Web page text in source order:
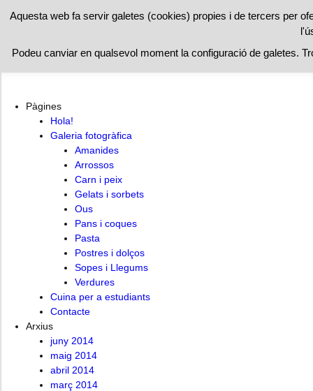
Hola! Cuina per a estudiants Contacte
Pàgines
Hola!
Galeria fotogràfica
Amanides
Arrossos
Carn i peix
Gelats i sorbets
Ous
Pans i coques
Pasta
Postres i dolços
Sopes i Llegums
Verdures
Cuina per a estudiants
Contacte
Arxius
juny 2014
maig 2014
abril 2014
març 2014
Aquesta web fa servir galetes (cookies) propies i de tercers per
Podeu canviar en qualsevol moment la configuració de galetes.